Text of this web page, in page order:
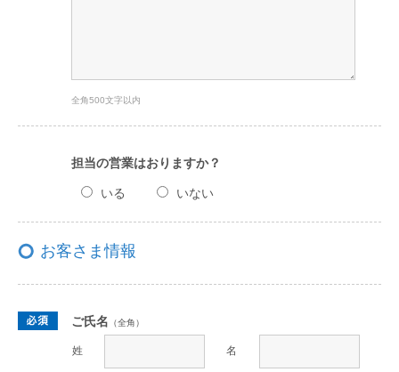
全角500文字以内
担当の営業はおりますか？
いる いない
お客さま情報
ご氏名 （全角）
姓 名